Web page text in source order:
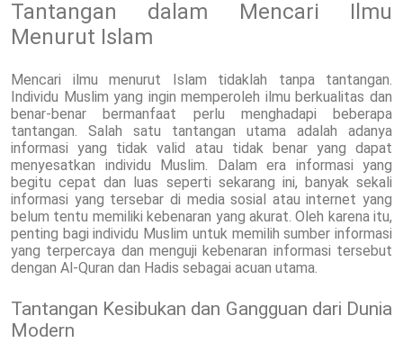
Tantangan dalam Mencari Ilmu
Menurut Islam
Mencari ilmu menurut Islam tidaklah tanpa tantangan.
Individu Muslim yang ingin memperoleh ilmu berkualitas dan
benar-benar bermanfaat perlu menghadapi beberapa
tantangan. Salah satu tantangan utama adalah adanya
informasi yang tidak valid atau tidak benar yang dapat
menyesatkan individu Muslim. Dalam era informasi yang
begitu cepat dan luas seperti sekarang ini, banyak sekali
informasi yang tersebar di media sosial atau internet yang
belum tentu memiliki kebenaran yang akurat. Oleh karena itu,
penting bagi individu Muslim untuk memilih sumber informasi
yang terpercaya dan menguji kebenaran informasi tersebut
dengan Al-Quran dan Hadis sebagai acuan utama.
Tantangan Kesibukan dan Gangguan dari Dunia
Modern